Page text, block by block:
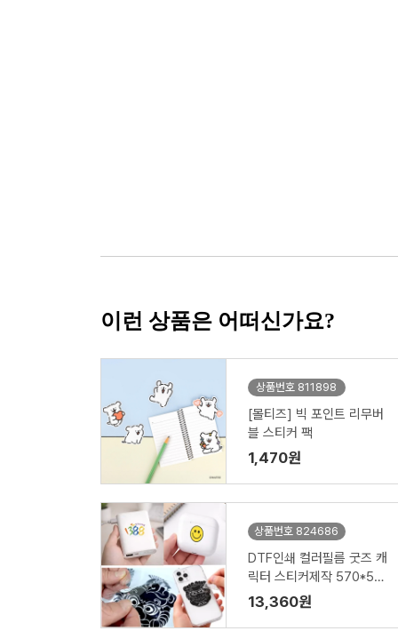
이런 상품은 어떠신가요?
상품번호 811898
[몰티즈] 빅 포인트 리무버
블 스티커 팩
1,470원
상품번호 824686
DTF인쇄 컬러필름 굿즈 캐
릭터 스티커제작 570*500
라벨
13,360원